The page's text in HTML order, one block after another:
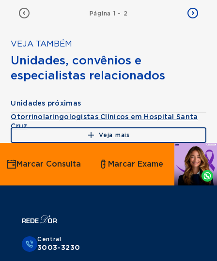
Página 1 - 2
VEJA TAMBÉM
Unidades, convênios e
especialistas relacionados
Unidades próximas
Otorrinolaringologistas Clínicos em Hospital Santa
Cruz
Veja mais
Agende
por
Whatsapp
Marcar Consulta Marcar Exame
Central
3003-3230